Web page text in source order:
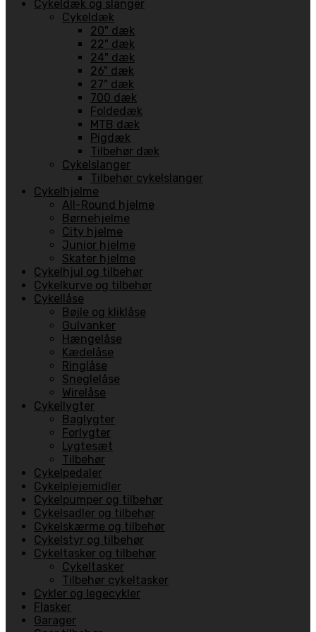
Cykeldæk og slanger
Cykeldæk
20" dæk
22" dæk
24" dæk
26" dæk
27" dæk
700 dæk
Foldedæk
MTB dæk
Pigdæk
Tilbehør dæk
Cykelslanger
Tilbehør cykelslanger
Cykelhjelme
All-Round hjelme
Børnehjelme
City hjelme
Junior hjelme
Skater hjelme
Cykelhjul og tilbehør
Cykelkurve og tilbehør
Cykellåse
Bøjle og kliklåse
Gulvanker
Hængelåse
Kædelåse
Ringlåse
Sneglelåse
Wirelåse
Cykellygter
Baglygter
Forlygter
Lygtesæt
Tilbehør
Cykelpedaler
Cykelplejemidler
Cykelpumper og tilbehør
Cykelsadler og tilbehør
Cykelskærme og tilbehør
Cykelstyr og tilbehør
Cykeltasker og tilbehør
Cykeltasker
Tilbehør cykeltasker
Cykler og legecykler
Flasker
Garager